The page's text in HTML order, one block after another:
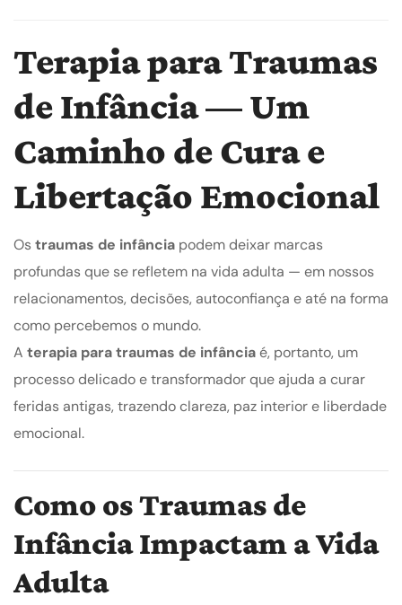
Terapia para Traumas
de Infância — Um
Caminho de Cura e
Libertação Emocional
Ostraumas de infância podem deixar marcas
profundas que se refletem na vida adulta — em nossos
relacionamentos, decisões, autoconfiança e até na forma
como percebemos o mundo.
A terapia para traumas de infânciaé, portanto, um
processo delicado e transformador que ajuda a curar
feridas antigas, trazendo clareza, paz interior e liberdade
emocional.
Como os Traumas de
Infância Impactam a Vida
Adulta